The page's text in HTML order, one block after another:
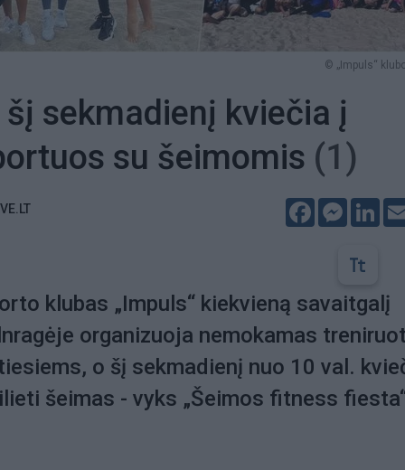
© „Impuls“
šį sekmadienį kviečia į
su šeimomis (1)
VE.LT
Facebook
klubas „Impuls“ kiekvieną savaitgalį
organizuoja nemokamas
o šį sekmadienį nuo 10 val.
šeimas - vyks „Šeimos fitness